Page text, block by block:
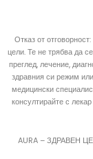
Отказ от
цели. Те не трябва да
преглед, лечение,
здравния си режим
медицински
консултирайте с
AURA – ЗДРАВЕН